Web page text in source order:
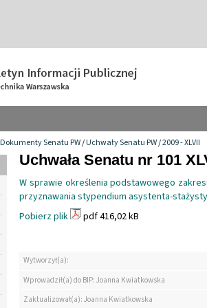
Dokumenty Senatu PW/Uchwały Senatu PW/2009 - XLVII
Uchwała Senatu nr 101
W sprawie określenia podstawowego
przyznawania stypendium asystenta-
Pobierz plik
pdf 416,02 kB
Wytworzył(a):
Wprowadził(a) do BIP: Joanna Kwiatkowska
Zaktualizował(a): Joanna Kwiatkowska